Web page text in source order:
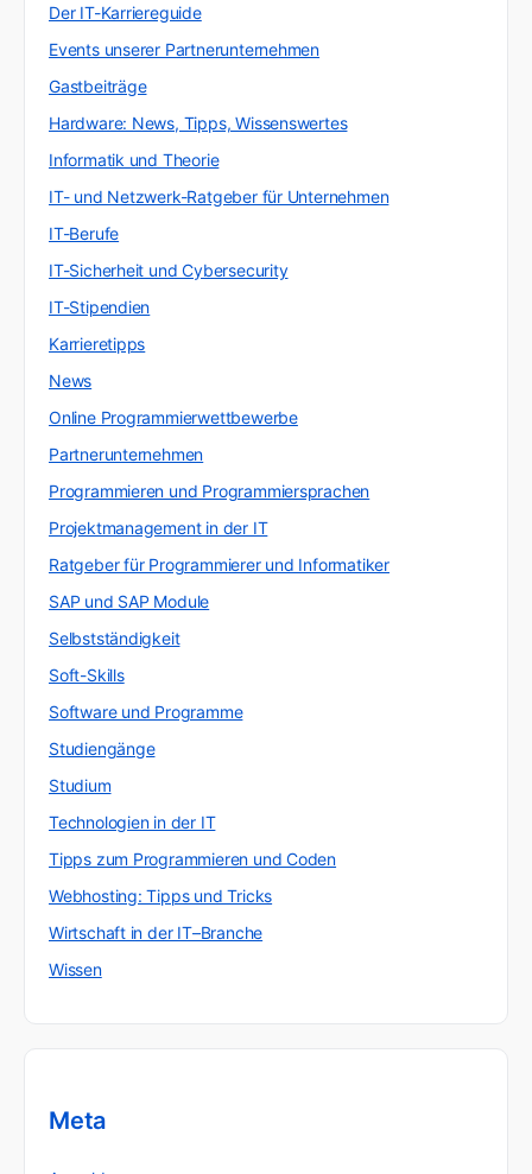
Der IT-Karriereguide
Events unserer Partnerunternehmen
Gastbeiträge
Hardware: News, Tipps, Wissenswertes
Informatik und Theorie
IT- und Netzwerk-Ratgeber für Unternehmen
IT-Berufe
IT-Sicherheit und Cybersecurity
IT-Stipendien
Karrieretipps
News
Online Programmierwettbewerbe
Partnerunternehmen
Programmieren und Programmiersprachen
Projektmanagement in der IT
Ratgeber für Programmierer und Informatiker
SAP und SAP Module
Selbstständigkeit
Soft-Skills
Software und Programme
Studiengänge
Studium
Technologien in der IT
Tipps zum Programmieren und Coden
Webhosting: Tipps und Tricks
Wirtschaft in der IT–Branche
Wissen
Meta